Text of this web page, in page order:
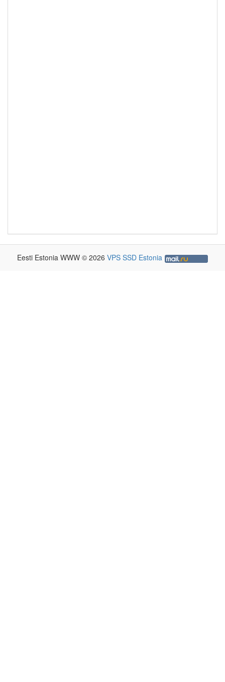
Eesti Estonia WWW © 2026 VPS SSD Estonia